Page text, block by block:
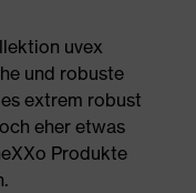
uvex
und robuste
extrem robust
eher etwas
Produkte